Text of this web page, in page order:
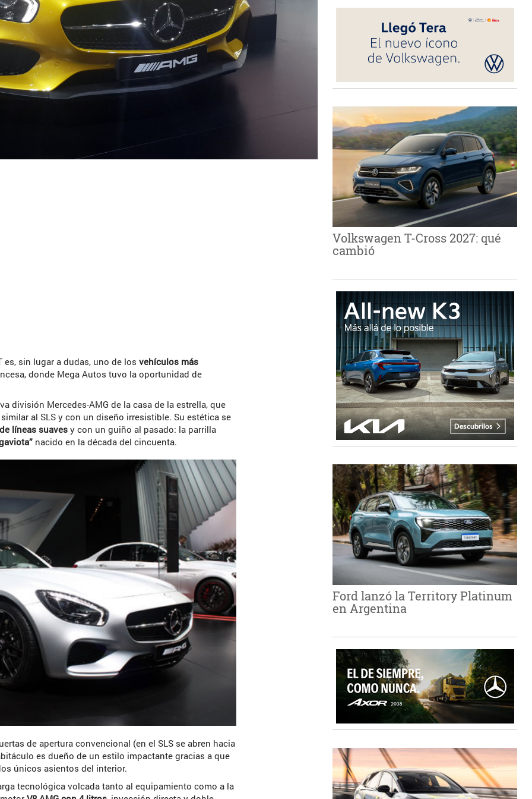
es, sin lugar a dudas, uno de los vehículos más
donde Mega Autos tuvo la oportunidad de
división Mercedes-AMG de la casa de la estrella, que
al SLS y con un diseño irresistible. Su estética se
líneas suaves y con un guiño al pasado: la parrilla
nacido en la década del cincuenta.
de apertura convencional (en el SLS se abren hacia
es dueño de un estilo impactante gracias a que
únicos asientos del interior.
tecnológica volcada tanto al equipamiento como a la
Volkswagen T-Cross 2027: qué
cambió
Ford lanzó la Territory Platinum
en Argentina